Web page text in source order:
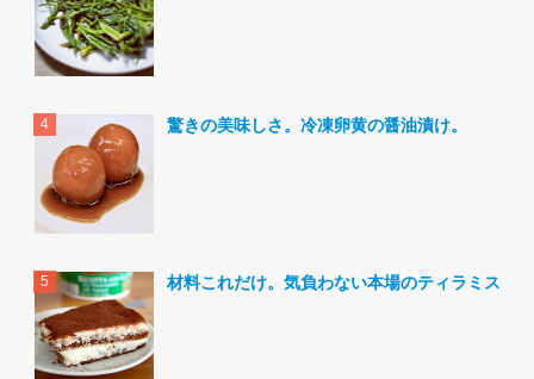
驚きの美味しさ。冷凍卵黄の醤油漬け。
材料これだけ。気負わない本場のティラミス。